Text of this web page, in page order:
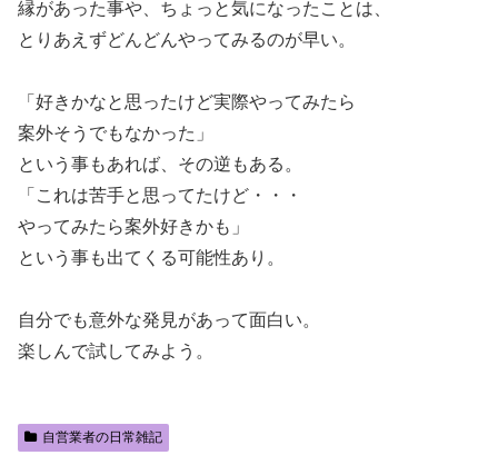
縁があった事や、ちょっと気になったことは、
とりあえずどんどんやってみるのが早い。
「好きかなと思ったけど実際やってみたら
案外そうでもなかった」
という事もあれば、その逆もある。
「これは苦手と思ってたけど・・・
やってみたら案外好きかも」
という事も出てくる可能性あり。
自分でも意外な発見があって面白い。
楽しんで試してみよう。
自営業者の日常雑記